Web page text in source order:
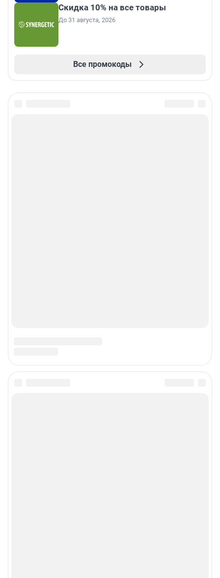
Скидка 10% на все товары
До 31 августа, 2026
Все промокоды